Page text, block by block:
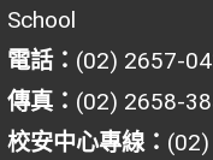
School
電話： (02) 2657-
傳真： (02) 2658-
校安中心專線：